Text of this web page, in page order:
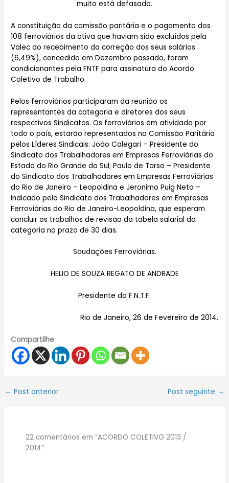
muito está defasada.
A constituição da comissão paritária e o pagamento dos
108 ferroviários da ativa que haviam sido excluídos pela
Valec do recebimento da correção dos seus salários
(6,49%), concedido em Dezembro passado, foram
condicionantes pela FNTF para assinatura do Acordo
Coletivo de Trabalho.
Pelos ferroviários participaram da reunião os
representantes da categoria e diretores dos seus
respectivos Sindicatos. Os ferroviários em atividade por
todo o país, estarão representados na Comissão Paritária
pelos Líderes Sindicais: João Calegari – Presidente do
Sindicato dos Trabalhadores em Empresas Ferroviárias do
Estado do Rio Grande do Sul; Paulo de Tarso – Presidente
do Sindicato dos Trabalhadores em Empresas Ferroviárias
do Rio de Janeiro – Leopoldina e Jeronimo Puig Neto –
indicado pelo Sindicato dos Trabalhadores em Empresas
Ferroviárias do Rio de Janeiro-Leopoldina, que esperam
concluir os trabalhos de revisão da tabela salarial da
categoria no prazo de 30 dias.
Saudações Ferroviárias.
HELIO DE SOUZA REGATO DE ANDRADE
Presidente da F.N.T.F.
Rio de Janeiro, 26 de Fevereiro de 2014.
Compartilhe
← Post anterior Post seguinte →
22 comentários em “ACORDO COLETIVO 2013 /
2014”